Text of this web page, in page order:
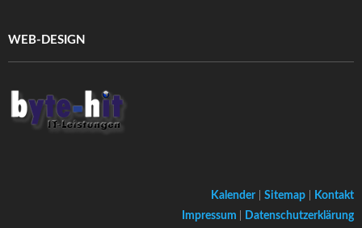
WEB-DESIGN
Kalender| Sitemap
Kontakt
Impressum
Datenschutzerklärung